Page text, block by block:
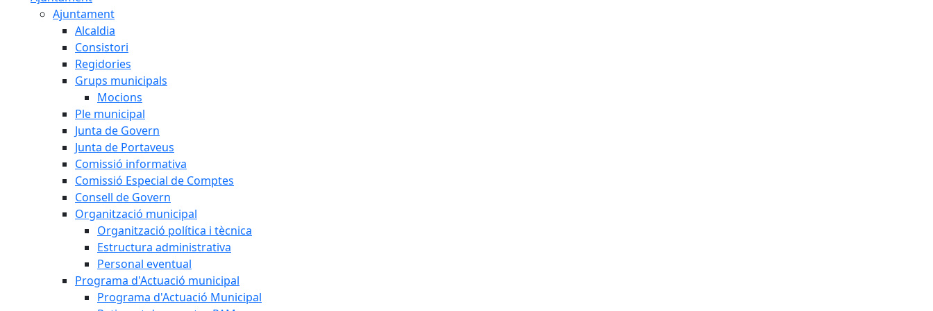
Ajuntament
Alcaldia
Consistori
Regidories
Grups municipals
Mocions
Ple municipal
Junta de Govern
Junta de Portaveus
Comissió informativa
Comissió Especial de Comptes
Consell de Govern
Organització municipal
Organització política i tècnica
Estructura administrativa
Personal eventual
Programa d'Actuació municipal
Programa d'Actuació Municipal